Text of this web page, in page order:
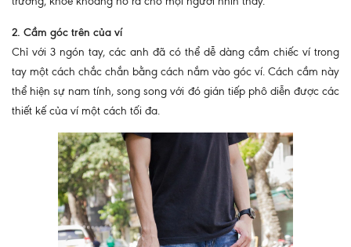
2. Cầm góc trên của ví
Chỉ với 3 ngón tay, các anh đã có thể dễ dàng cầm chiếc ví trong
tay một cách chắc chắn bằng cách nắm vào góc ví. Cách cầm này
thể hiện sự nam tính, song song với đó gián tiếp phô diễn được các
thiết kế của ví một cách tối đa.